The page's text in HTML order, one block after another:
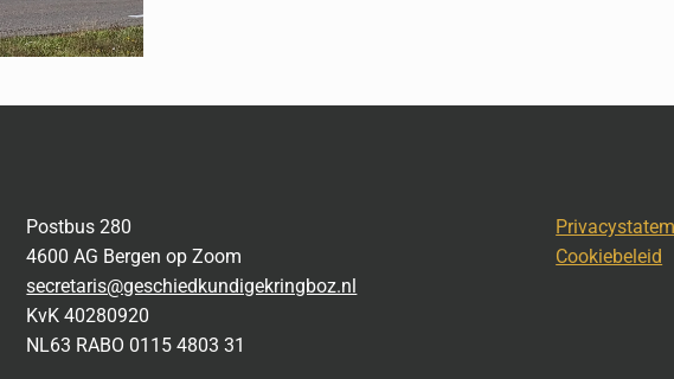
Postbus 280
4600 AG Bergen op Zoom
secretaris@geschiedkundigekringboz.nl
KvK 40280920
NL63 RABO 0115 4803 31
Cookiebeleid